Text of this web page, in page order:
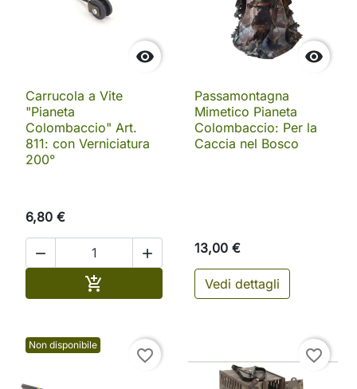

Carrucola a Vite
"Pianeta
Colombaccio" Art.
811: con Verniciatura
200°
6,80 €
 
 Aggiungi al carrello

Passamontagna
Mimetico Pianeta
Colombaccio: Per la
Caccia nel Bosco
13,00 €
Vedi dettagli
Non disponibile
favorite_border favorite_border